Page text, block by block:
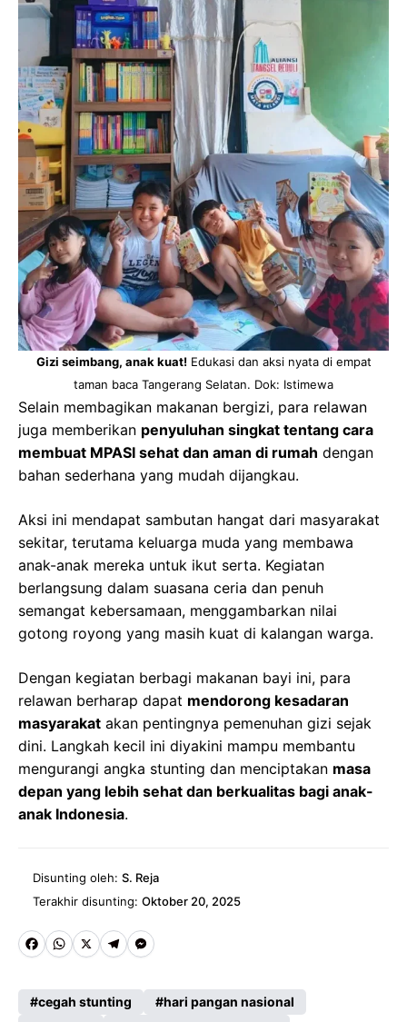
Gizi seimbang, anak kuat!Edukasi dan aksi nyata di empat
taman baca Tangerang Selatan. Dok: Istimewa
Selain membagikan makanan bergizi, para relawan
juga memberikan penyuluhan singkat tentang cara
membuat MPASI sehat dan aman di rumah dengan
bahan sederhana yang mudah dijangkau.
Aksi ini mendapat sambutan hangat dari masyarakat
sekitar, terutama keluarga muda yang membawa
anak-anak mereka untuk ikut serta. Kegiatan
berlangsung dalam suasana ceria dan penuh
semangat kebersamaan, menggambarkan nilai
gotong royong yang masih kuat di kalangan warga.
Dengan kegiatan berbagi makanan bayi ini, para
relawan berharap dapat mendorong kesadaran
masyarakat akan pentingnya pemenuhan gizi sejak
dini. Langkah kecil ini diyakini mampu membantu
mengurangi angka stunting dan menciptakan masa
depan yang lebih sehat dan berkualitas bagi anak-
anak Indonesia.
Disunting oleh: S. Reja
Terakhir disunting: Oktober 20, 2025
Fa
b
W
ts
X
Te
gr
M
se
cegah stunting
hari pangan nasional